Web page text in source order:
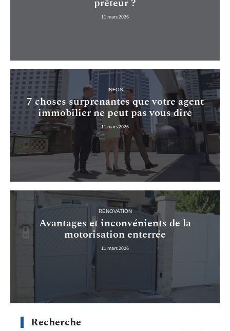
11 mars 2026
INFOS
7 choses surprenantes que votre agent
immobilier ne peut pas vous dire
11 mars 2026
RÉNOVATION
Avantages et inconvénients de la
motorisation enterrée
11 mars 2026
Recherche